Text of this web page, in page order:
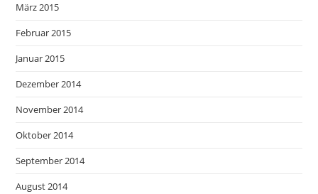
März 2015
Februar 2015
Januar 2015
Dezember 2014
November 2014
Oktober 2014
September 2014
August 2014